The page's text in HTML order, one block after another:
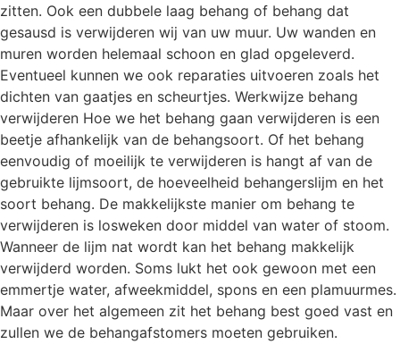
zitten. Ook een dubbele laag behang of behang dat
gesausd is verwijderen wij van uw muur. Uw wanden en
muren worden helemaal schoon en glad opgeleverd.
Eventueel kunnen we ook reparaties uitvoeren zoals het
dichten van gaatjes en scheurtjes. Werkwijze behang
verwijderen Hoe we het behang gaan verwijderen is een
beetje afhankelijk van de behangsoort. Of het behang
eenvoudig of moeilijk te verwijderen is hangt af van de
gebruikte lijmsoort, de hoeveelheid behangerslijm en het
soort behang. De makkelijkste manier om behang te
verwijderen is losweken door middel van water of stoom.
Wanneer de lijm nat wordt kan het behang makkelijk
verwijderd worden. Soms lukt het ook gewoon met een
emmertje water, afweekmiddel, spons en een plamuurmes.
Maar over het algemeen zit het behang best goed vast en
zullen we de behangafstomers moeten gebruiken.